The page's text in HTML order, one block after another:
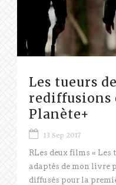
Les tueurs
rediffusions
Planète+
13 Sep 2017
RLes deux films « Les
adaptés de mon livre
diffusés pour la